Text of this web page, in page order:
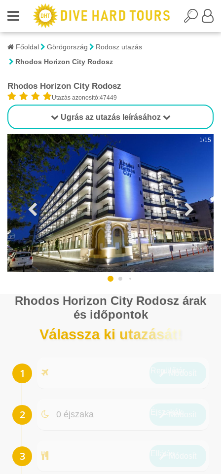
Főoldal Görögország
Rodosz utazás
Rhodos Horizon City Rodosz
Rhodos Horizon City Rodosz
Utazás azonosító:47449
Ugrás az utazás leírásához
1/15
Rhodos Horizon City Rodosz árak
és időpontok
Válassza ki utazását!
0 éjszaka